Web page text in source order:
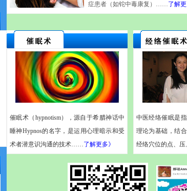
症患者（如铊中毒康复） ……了解更
催眠术（hypnotism），源自于希腊神话中
睡神Hypnos的名字，是运用心理暗示和受
术者潜意识沟通的技术……了解更多》
中医经络催眠是
理论为基础，结
经络穴位的点、